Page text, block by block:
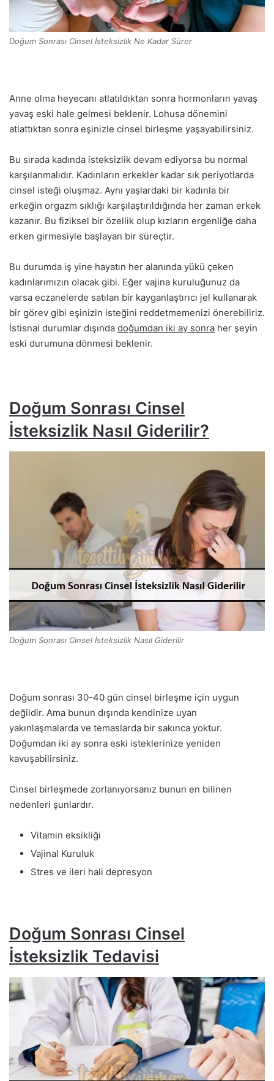
Doğum Sonrası Cinsel İsteksizlik Ne Kadar Sürer
Anne olma heyecanı atlatıldıktan sonra hormonların yavaş
yavaş eski hale gelmesi beklenir. Lohusa dönemini
atlattıktan sonra eşinizle cinsel birleşme yaşayabilirsiniz.
Bu sırada kadında isteksizlik devam ediyorsa bu normal
karşılanmalıdır. Kadınların erkekler kadar sık periyotlarda
cinsel isteği oluşmaz. Aynı yaşlardaki bir kadınla bir
erkeğin orgazm sıklığı karşılaştırıldığında her zaman erkek
kazanır. Bu fiziksel bir özellik olup kızların ergenliğe daha
erken girmesiyle başlayan bir süreçtir.
Bu durumda iş yine hayatın her alanında yükü çeken
kadınlarımızın olacak gibi. Eğer vajina kuruluğunuz da
varsa eczanelerde satılan bir kayganlaştırıcı jel kullanarak
bir görev gibi eşinizin isteğini reddetmemenizi önerebiliriz.
İstisnai durumlar dışında doğumdan iki ay sonra her şeyin
eski durumuna dönmesi beklenir.
Doğum Sonrası Cinsel
İsteksizlik Nasıl Giderilir?
Doğum Sonrası Cinsel İsteksizlik Nasıl Giderilir
Doğum sonrası 30-40 gün cinsel birleşme için uygun
değildir. Ama bunun dışında kendinize uyan
yakınlaşmalarda ve temaslarda bir sakınca yoktur.
Doğumdan iki ay sonra eski isteklerinize yeniden
kavuşabilirsiniz.
Cinsel birleşmede zorlanıyorsanız bunun en bilinen
nedenleri şunlardır.
Vitamin eksikliği
Vajinal Kuruluk
Stres ve ileri hali depresyon
Doğum Sonrası Cinsel
İsteksizlik Tedavisi